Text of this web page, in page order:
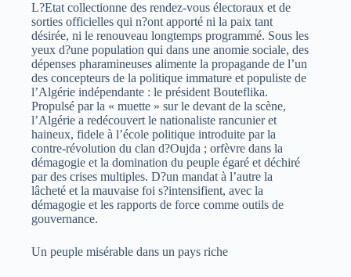
L?Etat collectionne des rendez-vous électoraux et de
sorties officielles qui n?ont apporté ni la paix tant
désirée, ni le renouveau longtemps programmé. Sous les
yeux d?une population qui dans une anomie sociale, des
dépenses pharamineuses alimente la propagande de l’un
des concepteurs de la politique immature et populiste de
l’Algérie indépendante : le président Bouteflika.
Propulsé par la « muette » sur le devant de la scène,
l’Algérie a redécouvert le nationaliste rancunier et
haineux, fidele à l’école politique introduite par la
contre-révolution du clan d?Oujda ; orfèvre dans la
démagogie et la domination du peuple égaré et déchiré
par des crises multiples. D?un mandat à l’autre la
lâcheté et la mauvaise foi s?intensifient, avec la
démagogie et les rapports de force comme outils de
gouvernance.
Un peuple misérable dans un pays riche